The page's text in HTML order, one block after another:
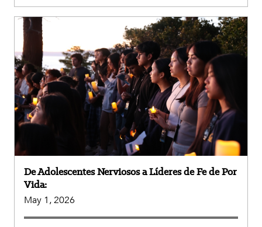
De Adolescentes Nerviosos a Líderes de Fe de Por
Vida:
May 1, 2026